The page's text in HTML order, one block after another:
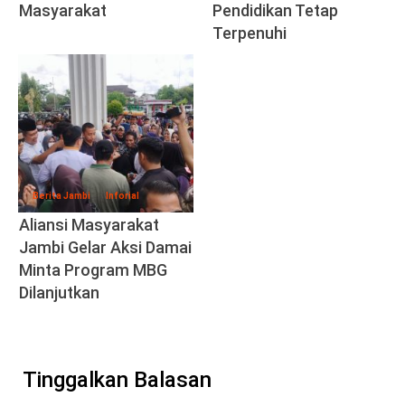
Masyarakat
Pendidikan Tetap
Terpenuhi
Berita Jambi Inforial
Aliansi Masyarakat
Jambi Gelar Aksi Damai
Minta Program MBG
Dilanjutkan
Tinggalkan Balasan